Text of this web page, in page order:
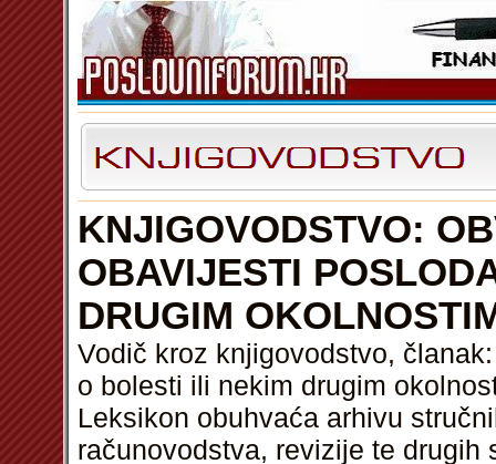
KNJIGOVODSTVO:
OBAVIJESTI
DRUGIM
Vodič kroz knjigovodstvo,
o bolesti ili nekim drugim
Leksikon obuhvaća arhivu
računovodstva, revizije te drugih